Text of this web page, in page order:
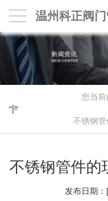
温州科正阀
您当前
不锈钢管
不锈钢管件的
发布日期